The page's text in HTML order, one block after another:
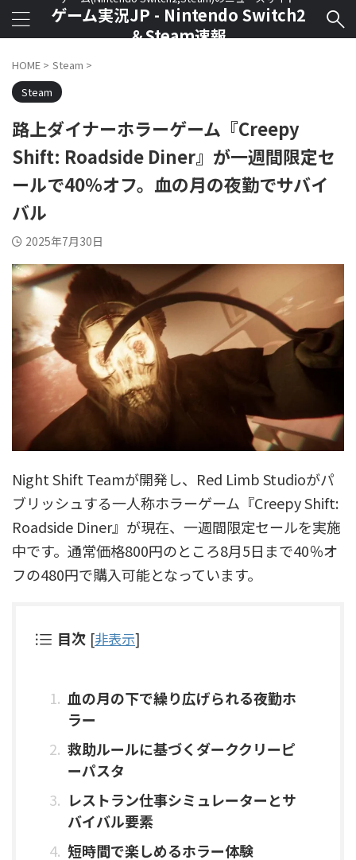
ゲーム実況JP - Nintendo Switch2
＆Steam速報
HOME > Steam >
Steam
路上ダイナーホラーゲーム『Creepy
Shift: Roadside Diner』が一週間限定セ
ールで40％オフ。血の月の夜勤でサバイ
バル
2025年7月30日
Night Shift Teamが開発し、Red Limb Studioがパ
ブリッシュする一人称ホラーゲーム『Creepy Shift:
Roadside Diner』が現在、一週間限定セールを実施
中です。通常価格800円のところ8月5日まで40％オ
フの480円で購入可能となっています。
目次 [非表示]
血の月の下で繰り広げられる夜勤ホ
ラー
救助ルールに基づくダーククリーピ
ーパスタ
レストラン仕事シミュレーターとサ
バイバル要素
短時間で楽しめるホラー体験